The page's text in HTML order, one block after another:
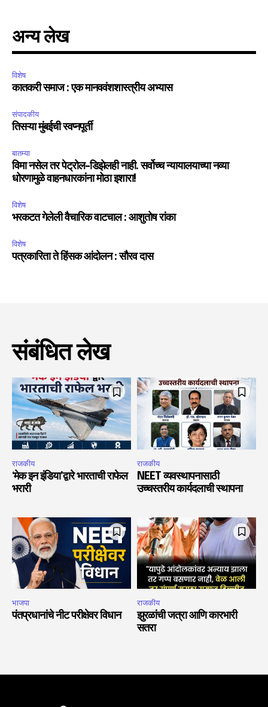
अन्य लेख
विशेष
कातकरी समाज : एक मानववंशशास्त्रीय अभ्यास
संपादकीय
तिसऱ्या मुंबईची स्वप्नपूर्ती
बातम्या
विमा नसेल तर पेट्रोल-डिझेलही नाही. सर्वोच्च न्यायालयाच्या नव्या
धोरणामुळे वाहनधारकांना मोठा इशारा!
विशेष
भरकटत गेलेली वैचारिक वाटचाल : आशुतोष रांका
विशेष
पत्रकारिता ते हिंसक आंदोलन : सौरव दास
संबंधित लेख
राजकीय
‘मेक इन इंडिया’द्वारे भारताची राफेल
भरारी
राजकीय
NEET व्यवस्थापनासाठी
उच्चस्तरीय कार्यदलाची स्थापना
भाजपा
पंतप्रधानांचे नीट परीक्षेवर विधान
राजकीय
झुरळांची जत्रा आणि कारभारी
सतरा